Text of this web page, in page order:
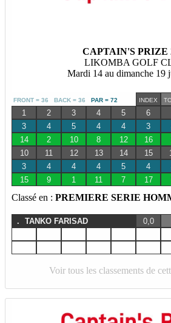
CAPTAIN'S PRIZE
LIKOMBA GOLF
Mardi 14 au dimanche 19
FRONT = 36 BACK = 36 PAR = 72 INDEX
1 2 3 4 5 6
3
4 5 4 4 3
14
2 10 8 12 16
10
11 12 13 14 15
3
4 4 4 5 4
15
9 1 11 7 17
Classé en : PREMIERE SERIE
. TANKO FARISAD
0,0
Voir tous les classements de